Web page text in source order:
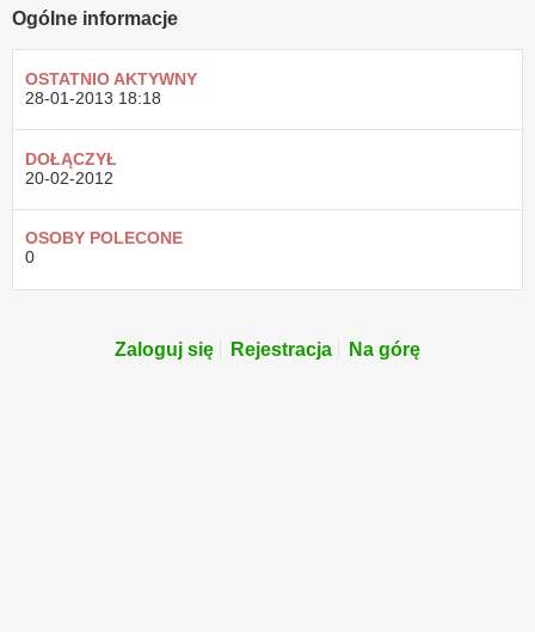
Ogólne informacje
OSTATNIO AKTYWNY
28-01-2013 18:18
DOŁĄCZYŁ
20-02-2012
OSOBY POLECONE
0
Zaloguj się Rejestracja Na górę